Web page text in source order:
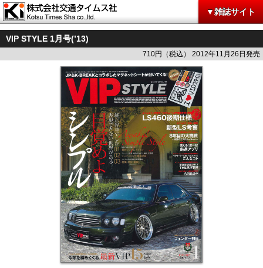
▼雑誌サイト
VIP STYLE 1月号(’13)
710円（税込） 2012年11月26日発売